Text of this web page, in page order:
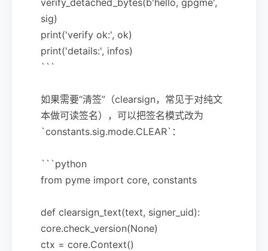
sig)
print('verify ok:', ok)
print('details:', infos)
```
如果需要“清签”（clearsign，常见于对纯文
本做可读签名），可以把签名模式改为
`constants.sig.mode.CLEAR`：
```python
from pyme import core, constants
def clearsign_text(text, signer_uid):
core.check_version(None)
ctx = core.Context()